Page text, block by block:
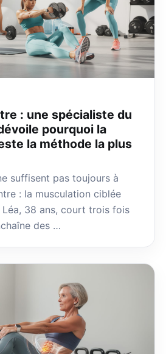
: une spécialiste du
pourquoi la
la méthode la plus
suffisent pas toujours à
: la musculation ciblée
Léa, 38 ans, court trois fois
des …